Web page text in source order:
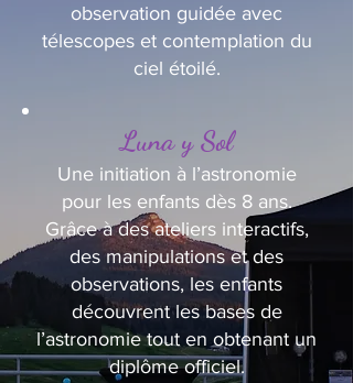
observation guidée avec
télescopes et contemplation du
ciel étoilé.
Luna y Sol
Une initiation à l’astronomie
pour les enfants dès 8 ans.
Grâce à des ateliers interactifs,
des manipulations et des
observations, les enfants
découvrent les bases de
l’astronomie tout en obtenant un
diplôme officiel.